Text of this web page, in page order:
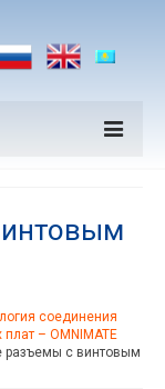
соединения
– OMNIMATE
разъемы с винтовым